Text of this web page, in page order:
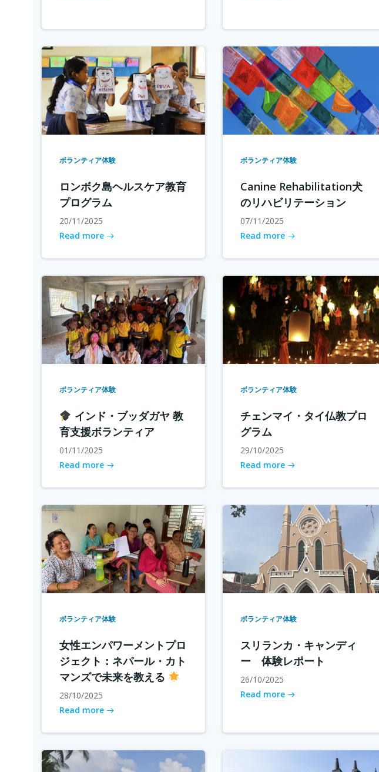
ボランティア体験
ロンボク島ヘルスケア教育
プログラム
20/11/2025
Read more
ボランティア体験
Canine Rehabilitation犬
のリハビリテーション
07/11/2025
Read more
ボランティア体験
インド・ブッダガヤ 教
育支援ボランティア
01/11/2025
Read more
ボランティア体験
チェンマイ・タイ仏教プロ
グラム
29/10/2025
Read more
ボランティア体験
女性エンパワーメントプロ
ジェクト：ネパール・カト
マンズで未来を教える
28/10/2025
Read more
ボランティア体験
スリランカ・キャンディ
ー 体験レポート
26/10/2025
Read more